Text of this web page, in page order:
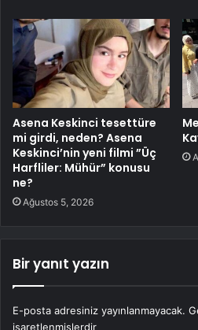
Asena Keskinci tesettüre
mi girdi, neden? Asena
Keskinci’nin yeni filmi ”Üç
Harfliler: Mühür” konusu
ne?
Ağustos 5, 2026
Bir yanıt yazın
E-posta adresiniz yayınlanmayacak.
işaretlenmişlerdir